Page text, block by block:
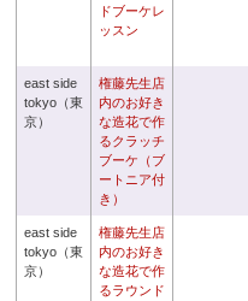
ドブーケレ
ッスン
east side
tokyo（東
京）
権藤先生店
内のお好き
な造花で作
るクラッチ
ブーケ（ブ
ートニア付
き）
east side
tokyo（東
京）
権藤先生店
内のお好き
な造花で作
るラウンド